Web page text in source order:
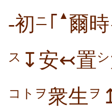
-初ニ ｢ ▲ 爾時
ス ↧安↢置シ
コトヲ衆生ヲ